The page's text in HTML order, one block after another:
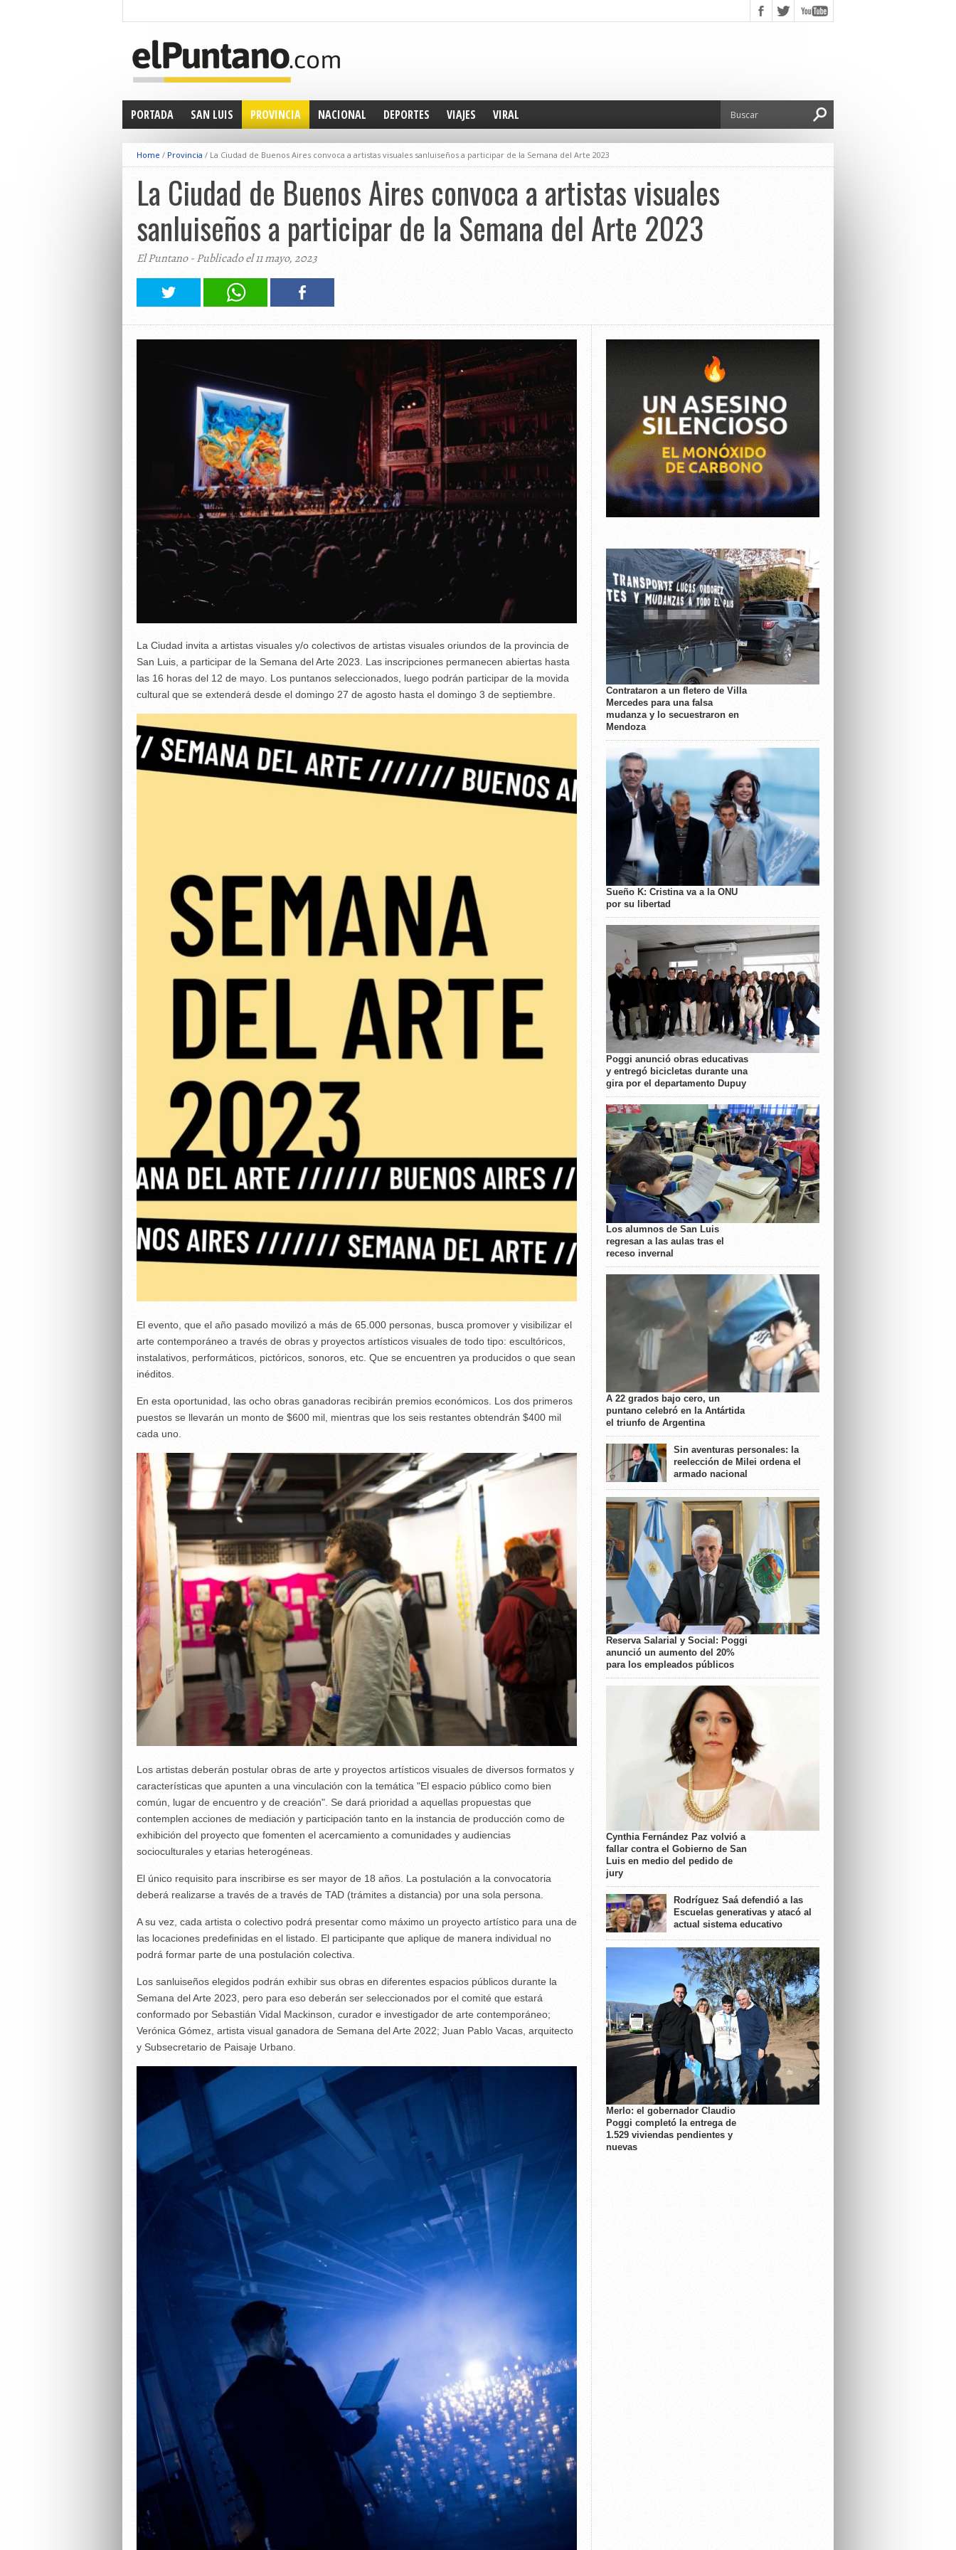
PORTADA SAN LUIS PROVINCIA NACIONAL DEPORTES VIAJES VIRAL
Home / Provincia / La Ciudad de Buenos Aires convoca a artistas visuales sanluiseños a participar de la Semana del Arte 2023
La Ciudad de Buenos Aires convoca a artistas visuales
sanluiseños a participar de la Semana del Arte 2023
El Puntano - Publicado el 11 mayo, 2023
La Ciudad invita a artistas visuales y/o colectivos de artistas visuales oriundos de la provincia de
San Luis, a participar de la Semana del Arte 2023. Las inscripciones permanecen abiertas hasta
las 16 horas del 12 de mayo. Los puntanos seleccionados, luego podrán participar de la movida
cultural que se extenderá desde el domingo 27 de agosto hasta el domingo 3 de septiembre.
El evento, que el año pasado movilizó a más de 65.000 personas, busca promover y visibilizar el
arte contemporáneo a través de obras y proyectos artísticos visuales de todo tipo: escultóricos,
instalativos, performáticos, pictóricos, sonoros, etc. Que se encuentren ya producidos o que sean
inéditos.
En esta oportunidad, las ocho obras ganadoras recibirán premios económicos. Los dos primeros
puestos se llevarán un monto de $600 mil, mientras que los seis restantes obtendrán $400 mil
cada uno.
Los artistas deberán postular obras de arte y proyectos artísticos visuales de diversos formatos y
características que apunten a una vinculación con la temática "El espacio público como bien
común, lugar de encuentro y de creación". Se dará prioridad a aquellas propuestas que
contemplen acciones de mediación y participación tanto en la instancia de producción como de
exhibición del proyecto que fomenten el acercamiento a comunidades y audiencias
socioculturales y etarias heterogéneas.
El único requisito para inscribirse es ser mayor de 18 años. La postulación a la convocatoria
deberá realizarse a través de a través de TAD (trámites a distancia) por una sola persona.
A su vez, cada artista o colectivo podrá presentar como máximo un proyecto artístico para una de
las locaciones predefinidas en el listado. El participante que aplique de manera individual no
podrá formar parte de una postulación colectiva.
Los sanluiseños elegidos podrán exhibir sus obras en diferentes espacios públicos durante la
Semana del Arte 2023, pero para eso deberán ser seleccionados por el comité que estará
conformado por Sebastián Vidal Mackinson, curador e investigador de arte contemporáneo;
Verónica Gómez, artista visual ganadora de Semana del Arte 2022; Juan Pablo Vacas, arquitecto
y Subsecretario de Paisaje Urbano.
Contrataron a un fletero de Villa
Mercedes para una falsa
mudanza y lo secuestraron en
Mendoza
Sueño K: Cristina va a la ONU
por su libertad
Poggi anunció obras educativas
y entregó bicicletas durante una
gira por el departamento Dupuy
Los alumnos de San Luis
regresan a las aulas tras el
receso invernal
A 22 grados bajo cero, un
puntano celebró en la Antártida
el triunfo de Argentina
Sin aventuras personales: la
reelección de Milei ordena el
armado nacional
Reserva Salarial y Social: Poggi
anunció un aumento del 20%
para los empleados públicos
Cynthia Fernández Paz volvió a
fallar contra el Gobierno de San
Luis en medio del pedido de
jury
Rodríguez Saá defendió a las
Escuelas generativas y atacó al
actual sistema educativo
Merlo: el gobernador Claudio
Poggi completó la entrega de
1.529 viviendas pendientes y
nuevas